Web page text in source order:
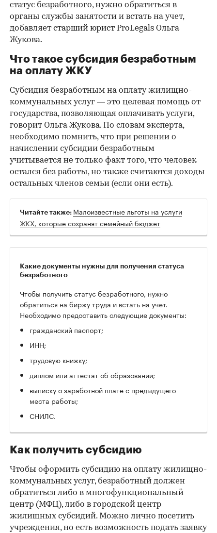
статус безработного, нужно обратиться в
органы службы занятости и встать на учет,
добавляет старший юрист ProLegals Ольга
Жукова.
Что такое субсидия безработным
на оплату ЖКУ
Субсидия безработным на оплату жилищно-
коммунальных услуг — это целевая помощь от
государства, позволяющая оплачивать услуги,
говорит Ольга Жукова. По словам эксперта,
необходимо помнить, что при решении о
начислении субсидии безработным
учитывается не только факт того, что человек
остался без работы, но также считаются доходы
остальных членов семьи (если они есть).
Читайте также: Малоизвестные льготы на услуги
ЖКХ, которые сохранят семейный бюджет
Какие документы нужны для получения статуса
безработного
Чтобы получить статус безработного, нужно
обратиться на биржу труда и встать на учет.
Необходимо предоставить следующие документы:
гражданский паспорт;
ИНН;
трудовую книжку;
диплом или аттестат об образовании;
выписку о заработной плате с предыдущего
места работы;
СНИЛС.
Как получить субсидию
Чтобы оформить субсидию на оплату жилищно-
коммунальных услуг, безработный должен
обратиться либо в многофункциональный
центр (МФЦ), либо в городской центр
жилищных субсидий. Можно лично посетить
учреждения, но есть возможность подать заявку